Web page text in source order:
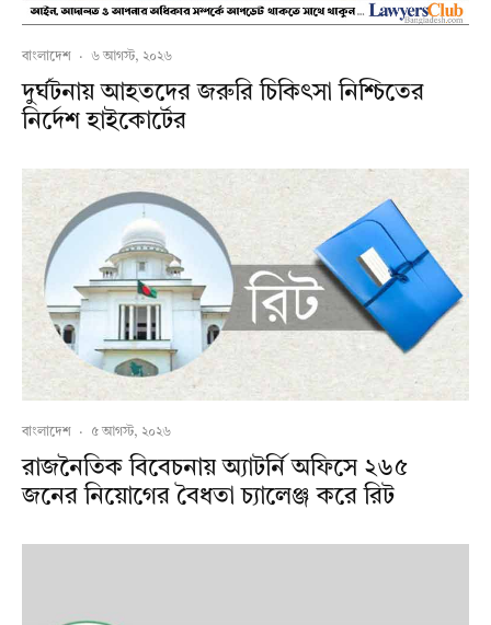
বাংলাদেশ · ৬ আগস্ট, ২০২৬
দুর্ঘটনায় আহতদের জরুরি চিকিৎসা নিশ্চিতের
নির্দেশ হাইকোর্টের
বাংলাদেশ · ৫ আগস্ট, ২০২৬
রাজনৈতিক বিবেচনায় অ‍্যাটর্নি অফিসে ২৬৫
জনের নিয়োগের বৈধতা চ্যালেঞ্জ করে রিট